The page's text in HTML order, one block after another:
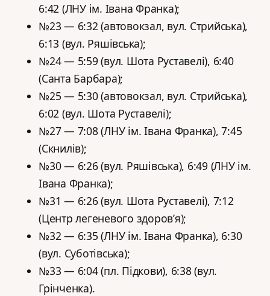
6:42 (ЛНУ ім. Івана Франка);
№23 — 6:32 (автовокзал, вул. Стрийська),
6:13 (вул. Ряшівська);
№24 — 5:59 (вул. Шота Руставелі), 6:40
(Санта Барбара);
№25 — 5:30 (автовокзал, вул. Стрийська),
6:02 (вул. Шота Руставелі);
№27 — 7:08 (ЛНУ ім. Івана Франка), 7:45
(Скнилів);
№30 — 6:26 (вул. Ряшівська), 6:49 (ЛНУ ім.
Івана Франка);
№31 — 6:26 (вул. Шота Руставелі), 7:12
(Центр легеневого здоров’я);
№32 — 6:35 (ЛНУ ім. Івана Франка), 6:30
(вул. Суботівська);
№33 — 6:04 (пл. Підкови), 6:38 (вул.
Грінченка).